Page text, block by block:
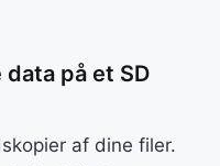
på et SD
af dine filer.